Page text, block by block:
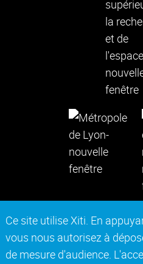
Ce site utilise Xiti. En
vous nous autorisez à
de mesure d'audience.
Contact
Actes réglementaires